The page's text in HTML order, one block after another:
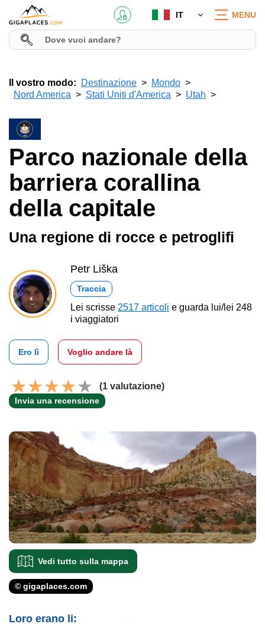
IT MENU
Il vostro modo: Destinazione
Mondo
Nord America
Stati Uniti d'America Utah
Parco nazionale della
barriera corallina
della capitale
Una regione di rocce e petroglifi
Petr Liška
Traccia
Lei scrisse 2517 articoli e guarda lui/lei 248
i viaggiatori
Ero lì Voglio andare là
(1 valutazione)
Invia una recensione
Vedi tutto sulla mappa
© gigaplaces.com
Loro erano li: